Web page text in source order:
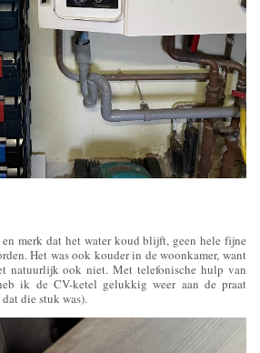
merk dat het water koud blijft, geen hele fijne
Het was ook kouder in de woonkamer, want
natuurlijk ook niet. Met telefonische hulp van
ik de CV-ketel gelukkig weer aan de praat
die stuk was).